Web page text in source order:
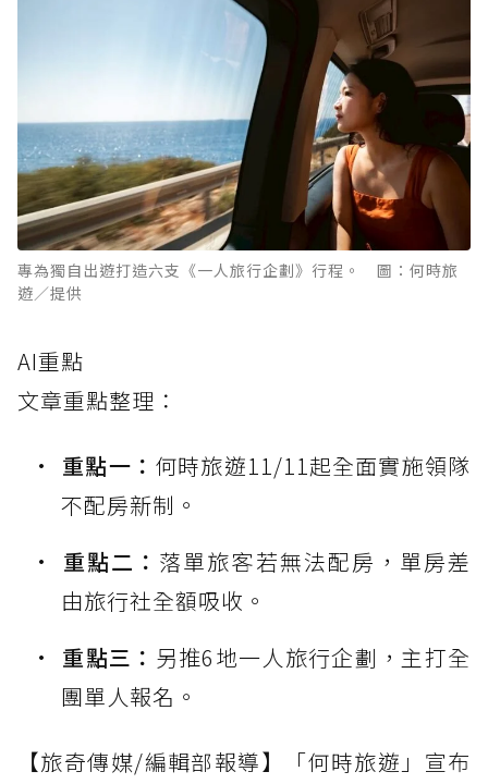
專為獨自出遊打造六支《一人旅行企劃》行程。 圖：何時旅
遊／提供
AI重點
文章重點整理：
重點一： 何時旅遊11/11起全面實施領隊
不配房新制。
重點二： 落單旅客若無法配房，單房差
由旅行社全額吸收。
重點三： 另推6地一人旅行企劃，主打全
團單人報名。
【旅奇傳媒/編輯部報導】「何時旅遊」宣布